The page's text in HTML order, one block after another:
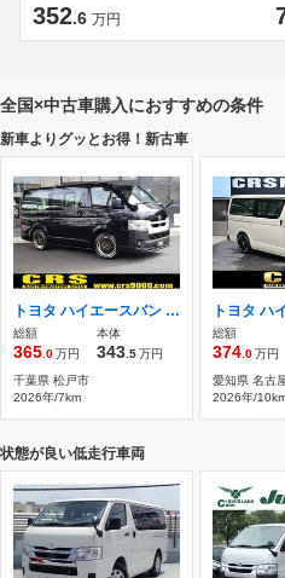
352.6 万円
全国×中古車購入におすすめの条件
新車よりグッとお得！新古車
トヨタ ハイエースバン 2.0 DX ロング ローダウン RAYS18インチアルミ
総額
365 .0万円
本体
343 .5万円
千葉県 松戸市
2026年/7km
総額
374 .0万円
愛知県 名古
2026年/
状態が良い低走行車両